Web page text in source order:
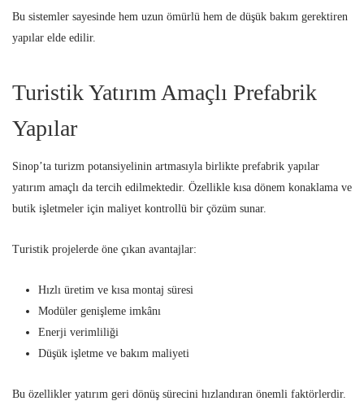
Bu sistemler sayesinde hem uzun ömürlü hem de düşük bakım gerektiren
yapılar elde edilir.
Turistik Yatırım Amaçlı Prefabrik
Yapılar
Sinop’ta turizm potansiyelinin artmasıyla birlikte prefabrik yapılar
yatırım amaçlı da tercih edilmektedir. Özellikle kısa dönem konaklama ve
butik işletmeler için maliyet kontrollü bir çözüm sunar.
Turistik projelerde öne çıkan avantajlar:
Hızlı üretim ve kısa montaj süresi
Modüler genişleme imkânı
Enerji verimliliği
Düşük işletme ve bakım maliyeti
Bu özellikler yatırım geri dönüş sürecini hızlandıran önemli faktörlerdir.